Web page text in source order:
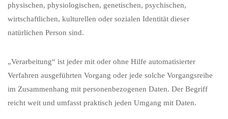
physischen, physiologischen, genetischen, psychischen,
wirtschaftlichen, kulturellen oder sozialen Identität dieser
natürlichen Person sind.
„Verarbeitung“ ist jeder mit oder ohne Hilfe automatisierter
Verfahren ausgeführten Vorgang oder jede solche Vorgangsreihe
im Zusammenhang mit personenbezogenen Daten. Der Begriff
reicht weit und umfasst praktisch jeden Umgang mit Daten.